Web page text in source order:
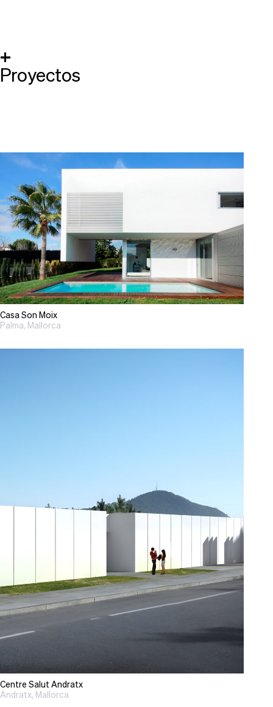
+
Proyectos
Casa Son Moix
Palma, Mallorca
Centre Salut Andratx
Andratx, Mallorca